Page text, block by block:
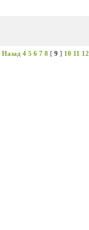
Назад 4 5 6 7 8[ 9 ] 10 11 12